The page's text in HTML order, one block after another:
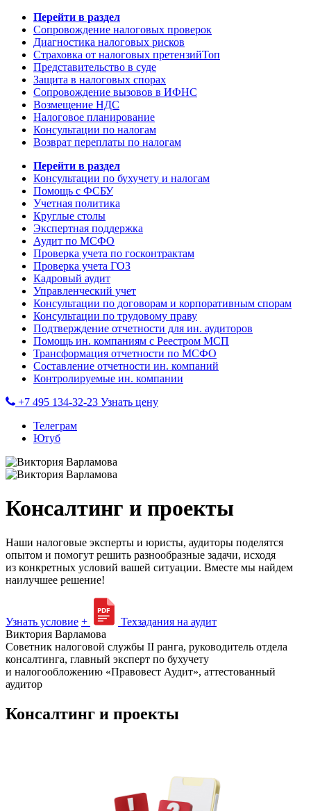
Перейти в раздел
Сопровождение налоговых проверок
Диагностика налоговых рисков
Страховка от налоговых претензийТоп
Представительство в суде
Защита в налоговых спорах
Сопровождение вызовов в ИФНС
Возмещение НДС
Налоговое планирование
Консультации по налогам
Возврат переплаты по налогам
Перейти в раздел
Консультации по бухучету и налогам
Помощь с ФСБУ
Учетная политика
Круглые столы
Экспертная поддержка
Аудит по МСФО
Проверка учета по госконтрактам
Проверка учета ГОЗ
Кадровый аудит
Управленческий учет
Консультации по договорам и корпоративным спорам
Консультации по трудовому праву
Подтверждение отчетности для ин. аудиторов
Помощь ин. компаниям с Реестром МСП
Трансформация отчетности по МСФО
Составление отчетности ин. компаний
Контролируемые ин. компании
+7 495 134-32-23 Узнать цену
Телеграм
Ютуб
Консалтинг и проекты
Наши налоговые эксперты и юристы, аудиторы поделятся
опытом и помогут решить разнообразные задачи, исходя
из конкретных условий вашей ситуации. Вместе мы найдем
наилучшее решение!
Узнать условие +
Техзадания на аудит
Виктория Варламова
Советник налоговой службы II ранга, руководитель отдела
консалтинга, главный эксперт по бухучету
и налогообложению «Правовест Аудит», аттестованный
аудитор
Консалтинг и проекты